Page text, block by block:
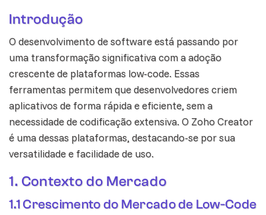
Introdução
O desenvolvimento de software está passando por
uma transformação significativa com a adoção
crescente de plataformas low-code. Essas
ferramentas permitem que desenvolvedores criem
aplicativos de forma rápida e eficiente, sem a
necessidade de codificação extensiva. O Zoho Creator
é uma dessas plataformas, destacando-se por sua
versatilidade e facilidade de uso.
1. Contexto do Mercado
1.1 Crescimento do Mercado de Low-Code